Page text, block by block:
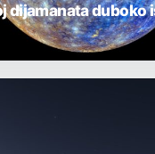
dijamanata duboko